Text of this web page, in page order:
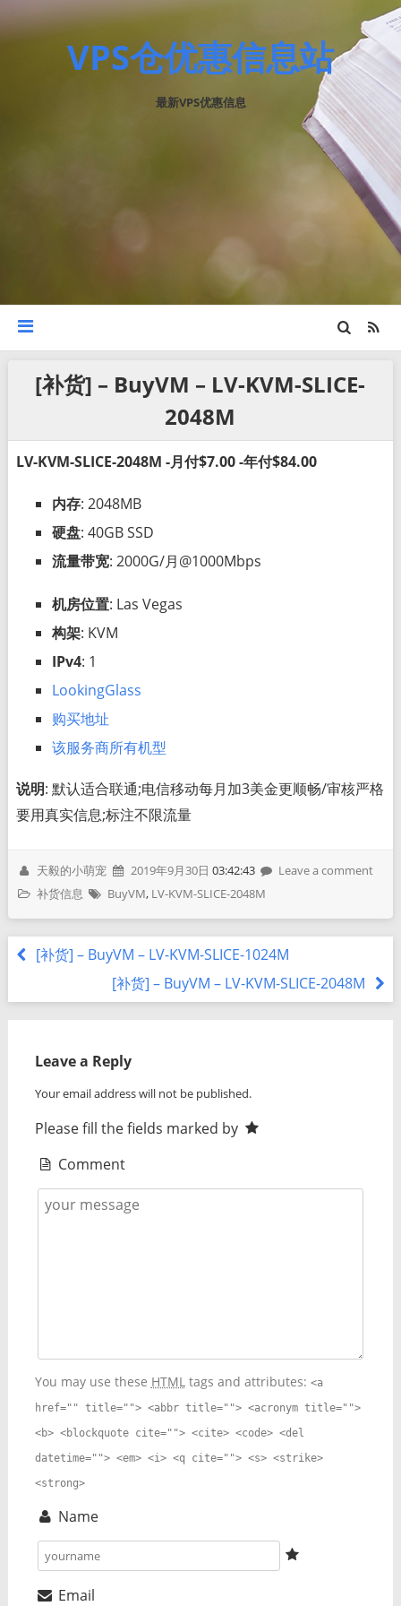
VPS仓优惠信息站
最新VPS优惠信息
[补货] – BuyVM – LV-KVM-SLICE-
2048M
LV-KVM-SLICE-2048M -月付$7.00 -年付$84.00
内存: 2048MB
硬盘: 40GB SSD
流量带宽: 2000G/月@1000Mbps
机房位置: Las Vegas
构架: KVM
IPv4: 1
LookingGlass
购买地址
该服务商所有机型
说明: 默认适合联通;电信移动每月加3美金更顺畅/审核严格
要用真实信息;标注不限流量
天毅的小萌宠 2019年9月30日 03:42:43
Leave a comment
补货信息
BuyVM, LV-KVM-SLICE-2048M
[补货] – BuyVM – LV-KVM-SLICE-1024M
[补货] – BuyVM – LV-KVM-SLICE-2048M
Leave a Reply
Your email address will not be published.
Please fill the fields marked by
Comment
You may use these HTMLtags and attributes: <a
href="" title=""> <abbr title=""> <acronym title="">
<b> <blockquote cite=""> <cite> <code> <del
datetime=""> <em> <i> <q cite=""> <s> <strike>
<strong>
Name
Email